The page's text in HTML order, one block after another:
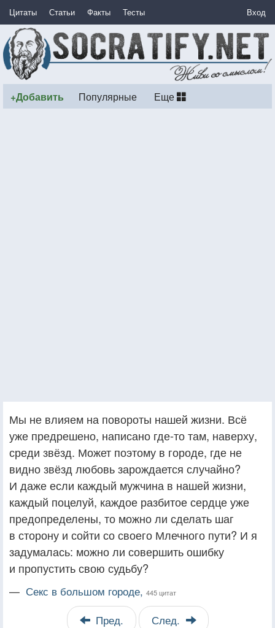
Цитаты Статьи Факты Тесты Вход
+Добавить Популярные Еще
Мы не влияем на повороты нашей жизни. Всё
уже предрешено, написано где-то там, наверху,
среди звёзд. Может поэтому в городе, где не
видно звёзд любовь зарождается случайно?
И даже если каждый мужчина в нашей жизни,
каждый поцелуй, каждое разбитое сердце уже
предопределены, то можно ли сделать шаг
в сторону и сойти со своего Млечного пути? И я
задумалась: можно ли совершить ошибку
и пропустить свою судьбу?
— Секс в большом городе, 445 цитат
Пред. След.